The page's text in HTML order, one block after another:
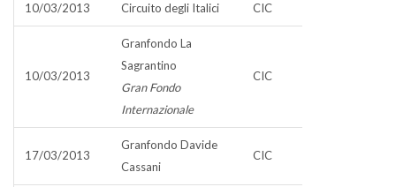
10/03/2013 Circuito degli Italici CIC
10/03/2013
Granfondo La
Sagrantino
Gran Fondo
Internazionale
CIC
17/03/2013
Granfondo Davide
Cassani
CIC